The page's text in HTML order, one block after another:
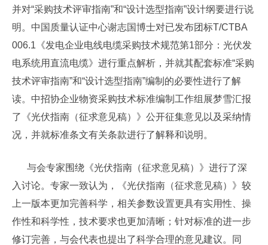
并对“采购技术评审指南”和“设计选型指南”设计纲要进行说
明。中国质量认证中心谢志国博士对已发布团标T/CTBA
006.1《发电企业电线电缆采购技术规范第1部分：光伏发
电系统用直流电缆》进行重点解析，并就其配套标准“采购
技术评审指南”和“设计选型指南”编制的必要性进行了解
读。中招协企业物资采购技术标准编制工作组展梦雪汇报
了《光伏指南（征求意见稿）》公开征集意见以及采纳情
况，并就标准条文有关条款进行了解释和说明。
与会专家围绕《光伏指南（征求意见稿）》进行了深
入讨论。专家一致认为，《光伏指南（征求意见稿）》较
上一版本更加完善科学，相关参数设置更具有实用性、操
作性和科学性，技术要求也更加清晰；针对标准的进一步
修订完善，与会代表也提出了科学合理的意见建议。同